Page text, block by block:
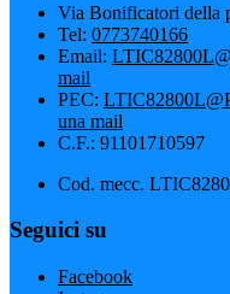
Via Bonificatori della
Tel: 0773740166
Email:
mail
PEC:
una mail
C.F.: 91101710597
Cod. mecc.
Seguici su
Facebook